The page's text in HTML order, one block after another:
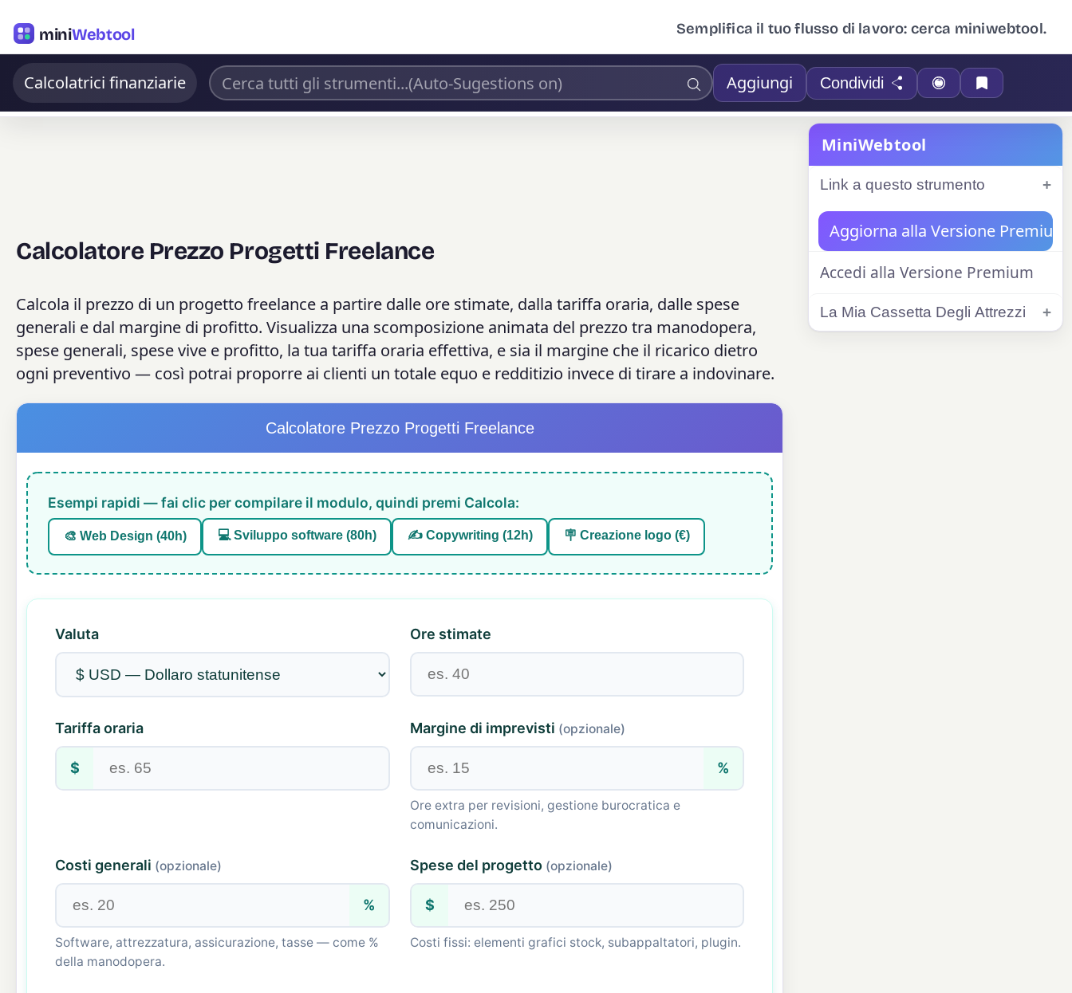
miniWebtool Semplifica il tuo flusso di lavoro: cerca miniwebtool.
Calcolatrici finanziarie Aggiungi Condividi
Calcolatore Prezzo Progetti Freelance
Calcola il prezzo di un progetto freelance a partire dalle ore stimate, dalla tariffa oraria, dalle spese
generali e dal margine di profitto. Visualizza una scomposizione animata del prezzo tra manodopera,
spese generali, spese vive e profitto, la tua tariffa oraria effettiva, e sia il margine che il ricarico dietro
ogni preventivo — così potrai proporre ai clienti un totale equo e redditizio invece di tirare a indovinare.
Calcolatore Prezzo Progetti Freelance
Esempi rapidi — fai clic per compilare il modulo, quindi premi Calcola:
🎨 Web Design (40h) 💻 Sviluppo software (80h) ✍️ Copywriting (12h) 🪧 Creazione logo (€)
Valuta Ore stimate
Tariffa oraria
$
Margine di imprevisti (opzionale)
%
Ore extra per revisioni, gestione burocratica e
comunicazioni.
Costi generali (opzionale)
%
Software, attrezzatura, assicurazione, tasse — come %
della manodopera.
Spese del progetto (opzionale)
$
Costi fissi: elementi grafici stock, subappaltatori, plugin.
MiniWebtool
Link a questo strumento
Aggiorna alla Versione Premium
Accedi alla Versione Premium
La Mia Cassetta Degli Attrezzi